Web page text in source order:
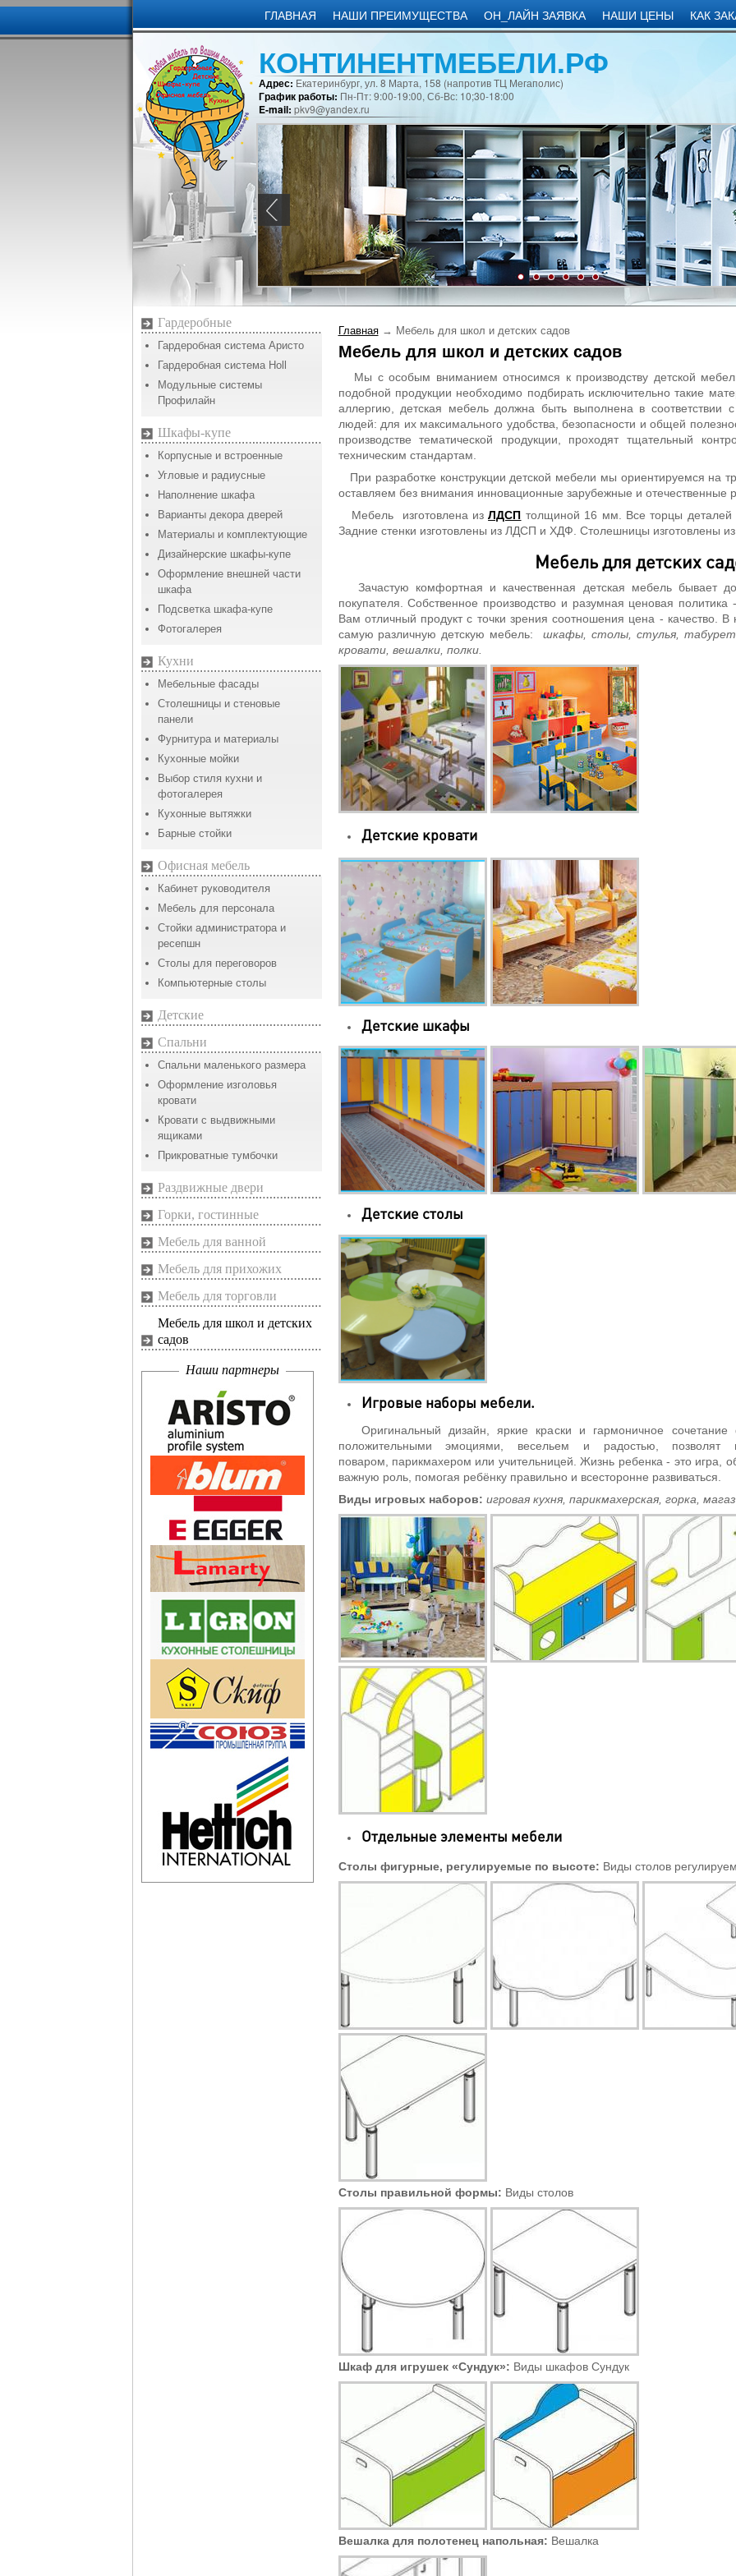
ГЛАВНАЯ НАШИ ПРЕИМУЩЕСТВА ОН_ЛАЙН ЗАЯВКА НАШИ ЦЕНЫ КАК
КОНТИНЕНТМЕБЕЛИ.РФ
Адрес: Екатеринбург, ул. 8 Марта, 158 (напротив ТЦ Мегаполис)
График работы: Пн-Пт: 9:00-19:00, Сб-Вс: 10;30-18:00
E-mail: pkv9@yandex.ru
Гардеробные
Гардеробная система Аристо
Гардеробная система Holl
Модульные системы
Профилайн
Шкафы-купе
Корпусные и встроенные
Угловые и радиусные
Наполнение шкафа
Варианты декора дверей
Материалы и комплектующие
Дизайнерские шкафы-купе
Оформление внешней части
шкафа
Подсветка шкафа-купе
Фотогалерея
Кухни
Мебельные фасады
Столешницы и стеновые
панели
Фурнитура и материалы
Кухонные мойки
Выбор стиля кухни и
фотогалерея
Кухонные вытяжки
Барные стойки
Офисная мебель
Кабинет руководителя
Мебель для персонала
Стойки администратора и
ресепшн
Столы для переговоров
Компьютерные столы
Детские
Спальни
Спальни маленького размера
Оформление изголовья
кровати
Кровати с выдвижными
ящиками
Прикроватные тумбочки
Раздвижные двери
Горки, гостинные
Мебель для ванной
Мебель для прихожих
Мебель для торговли
Мебель для школ и детских
садов
Наши партнеры
Главная→ Мебель для школ и детских садов
Мебель для школ и детских садов
Мы с особым вниманием относимся к производству детской
подобной продукции необходимо подбирать исключительно такие
аллергию, детская мебель должна быть выполнена в соответствии
людей: для их максимального удобства, безопасности и общей
производстве тематической продукции, проходят тщательный
техническим стандартам.
При разработке конструкции детской мебели мы ориентируемся на
оставляем без внимания инновационные зарубежные и отечественные
Мебель изготовлена изЛДСП толщиной 16 мм. Все торцы
Задние стенки изготовлены из ЛДСП и ХДФ. Столешницы изготовлены
Мебель для детских
Зачастую комфортная и качественная детская мебель бывает
покупателя. Собственное производство и разумная ценовая
Вам отличный продукт с точки зрения соотношения цена - качество.
самую различную детскую мебель:шкафы, столы, стулья,
кровати, вешалки, полки.
Детские кровати
Детские шкафы
Детские столы
Игровые наборы мебели.
Оригинальный дизайн, яркие краски и гармоничное
положительными эмоциями, весельем и радостью, позволят
поваром, парикмахером или учительницей. Жизнь ребенка - это игра,
важную роль, помогая ребёнку правильно и всесторонне развиваться.
Виды игровых наборов: игровая кухня, парикмахерская, горка,
Отдельные элементы мебели
Столы фигурные, регулируемые по высоте: Виды столов
Столы правильной формы: Виды столов
Шкаф для игрушек «Сундук»: Виды шкафов Сундук
Вешалка для полотенец напольная: Вешалка